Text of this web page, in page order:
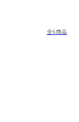
全6商品